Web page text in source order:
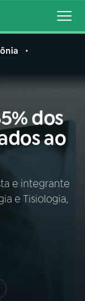
dos
ao
e integrante
e Tisiologia,